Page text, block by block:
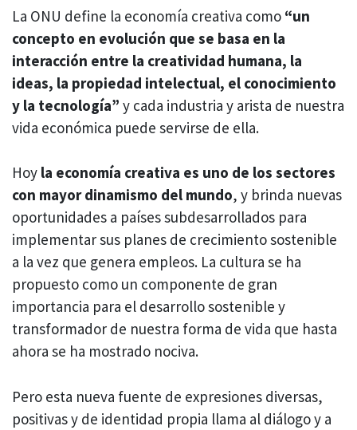
La ONU define la economía creativa como “un
concepto en evolución que se basa en la
interacción entre la creatividad humana, la
ideas, la propiedad intelectual, el conocimiento
y la tecnología” y cada industria y arista de nuestra
vida económica puede servirse de ella.
Hoy la economía creativa es uno de los sectores
con mayor dinamismo del mundo, y brinda nuevas
oportunidades a países subdesarrollados para
implementar sus planes de crecimiento sostenible
a la vez que genera empleos. La cultura se ha
propuesto como un componente de gran
importancia para el desarrollo sostenible y
transformador de nuestra forma de vida que hasta
ahora se ha mostrado nociva.
Pero esta nueva fuente de expresiones diversas,
positivas y de identidad propia llama al diálogo y a